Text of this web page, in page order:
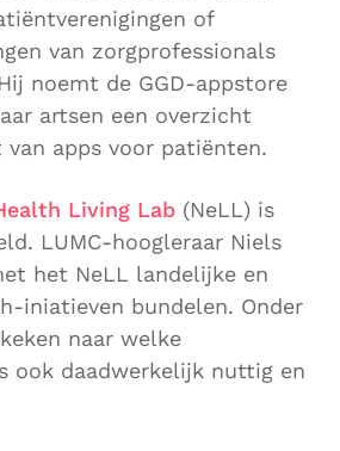
of
van zorgprofessionals
noemt de GGD-appstore
artsen een overzicht
van apps voor patiënten.
Living Lab (NeLL) is
LUMC-hoogleraar Niels
het NeLL landelijke en
iniatieven bundelen. Onder
naar welke
ook daadwerkelijk nuttig en